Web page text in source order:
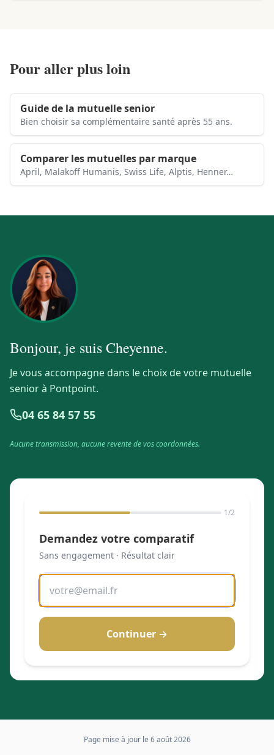
Pour aller plus loin
Guide de la mutuelle senior
Bien choisir sa complémentaire santé après 55 ans.
Comparer les mutuelles par marque
April, Malakoff Humanis, Swiss Life, Alptis, Henner…
Bonjour, je suisCheyenne.
Je vous accompagne dans le choix de votre mutuelle
senior à Pontpoint.
04 65 84 57 55
Aucune transmission, aucune revente de vos coordonnées.
1/2
Demandez votre comparatif
Sans engagement · Résultat clair
Continuer →
Page mise à jour le 6 août 2026